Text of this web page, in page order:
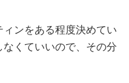
ンをある程度決めてい
くていいので、その分